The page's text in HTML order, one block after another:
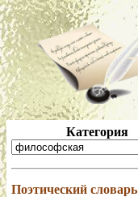
Категория
Поэтический словарь